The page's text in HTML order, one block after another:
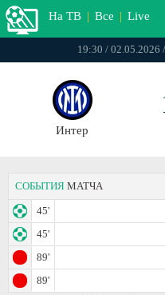
На ТВ | Все | Live
19:30 /
Интер
СОБЫТИЯ МАТЧА
45'
45'
89'
89'